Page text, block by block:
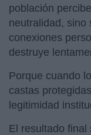
población
neutralidad, sino
conexiones
destruye
Porque cuando
castas
legitimidad
El resultado final